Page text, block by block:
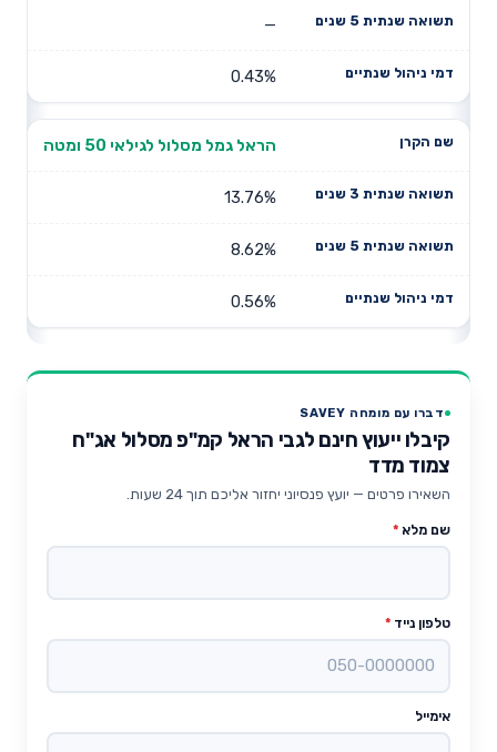
—
0.43%
הראל גמל מסלול לגילאי 50 ומטה
13.76%
8.62%
0.56%
דברו עם מומחה SAVEY
קיבלו ייעוץ חינם לגבי הראל קמ"פ מסלול אג"ח
צמוד מדד
השאירו פרטים — יועץ פנסיוני יחזור אליכם תוך 24 שעות.
שם מלא *
טלפון נייד *
אימייל